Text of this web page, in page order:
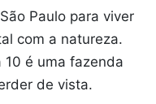
Paulo para viver
com a natureza.
10 é uma fazenda
de vista.